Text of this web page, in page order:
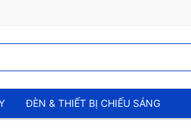
ĐÈN & THIẾT BỊ CHIẾU SÁNG